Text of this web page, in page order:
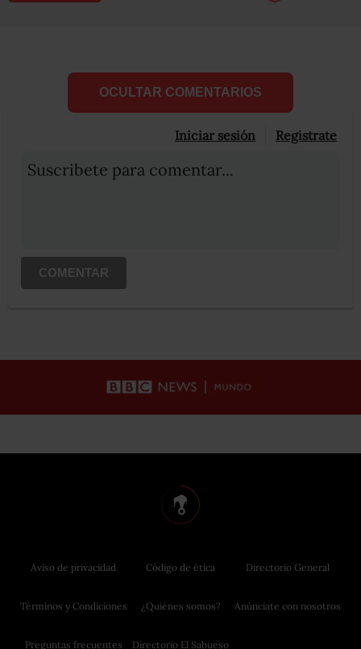
OCULTAR COMENTARIOS
Iniciar sesión Registrate
Suscribete para comentar...
COMENTAR
Aviso de privacidad
Términos y Condiciones
Preguntas frecuentes
Código de ética
¿Quiénes somos?
Directorio El Sabueso
Directorio General
Anúnciate con nosotros